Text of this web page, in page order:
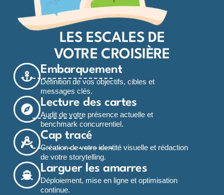
LES ESCALES DE
VOTRE CROISIÈRE
Embarquement
Définition de vos objectifs, cibles et
messages clés.
Lecture des cartes
Audit de votre présence actuelle et
benchmark concurrentiel.
Cap tracé
Création de votre identité visuelle et rédaction
de votre storytelling.
Larguer les amarres
Déploiement, mise en ligne et optimisation
continue.